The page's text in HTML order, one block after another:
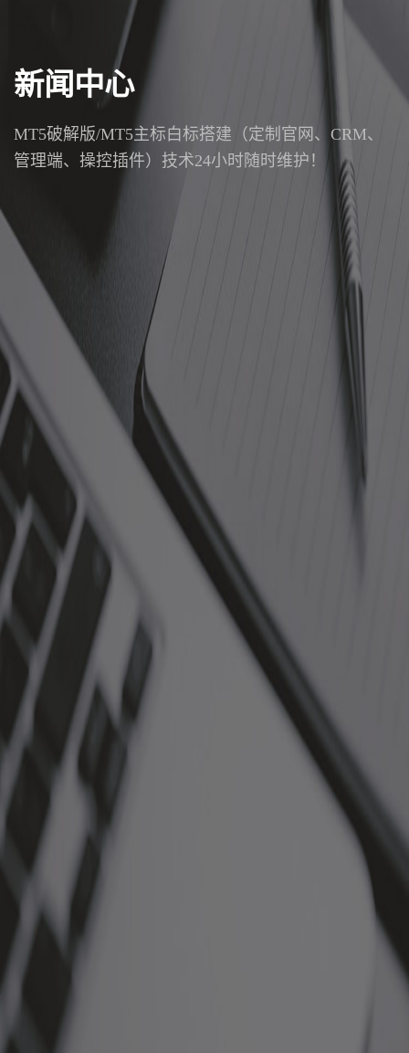
新闻中心
MT5破解版/MT5主标白标搭建（定制官网、CRM、
管理端、操控插件）技术24小时随时维护！